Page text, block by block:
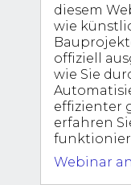
diesem
wie
offiziell
wie Sie
effizienter
erfahren
Webinar